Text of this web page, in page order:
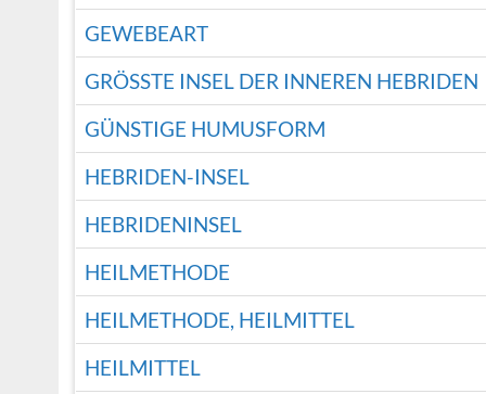
GEWEBEART
GRÖSSTE INSEL DER INNEREN HEBRIDEN
GÜNSTIGE HUMUSFORM
HEBRIDEN-INSEL
HEBRIDENINSEL
HEILMETHODE
HEILMETHODE, HEILMITTEL
HEILMITTEL